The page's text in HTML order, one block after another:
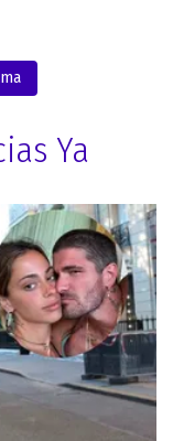
Ya